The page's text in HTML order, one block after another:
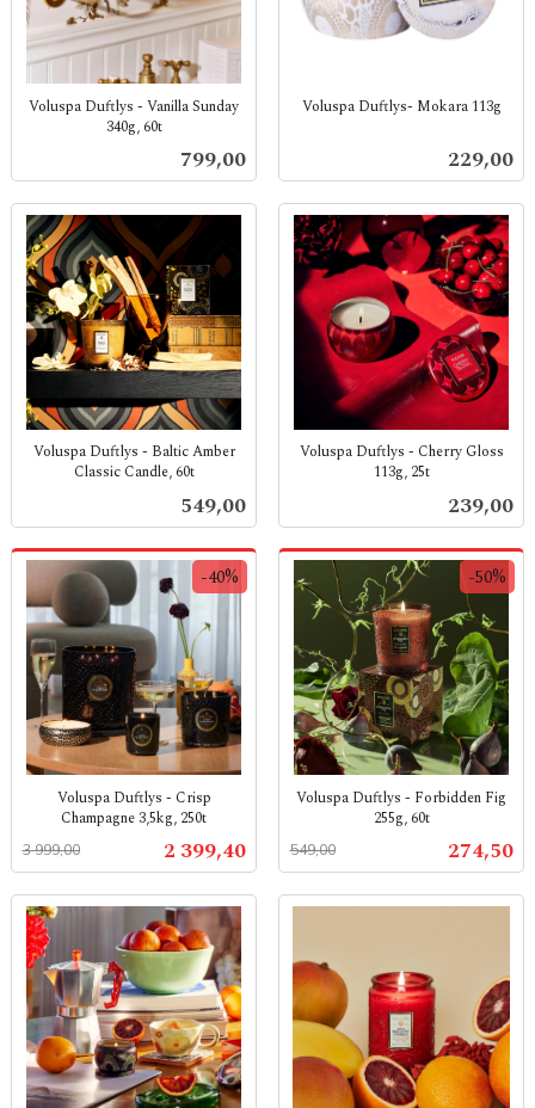
Voluspa Duftlys - Vanilla Sunday
340g, 60t
Pris
799,00
Voluspa Duftlys- Mokara 113g
Pris
229,00
Voluspa Duftlys - Baltic Amber
Classic Candle, 60t
Pris
549,00
Voluspa Duftlys - Cherry Gloss
113g, 25t
Pris
239,00
Voluspa Duftlys - Crisp
Champagne 3,5kg, 250t
Tilbud
2 399,40
3 999,00
-40%
mva.
Voluspa Duftlys - Forbidden Fig
255g, 60t
Tilbud
274,50
549,00
-50%
mva.